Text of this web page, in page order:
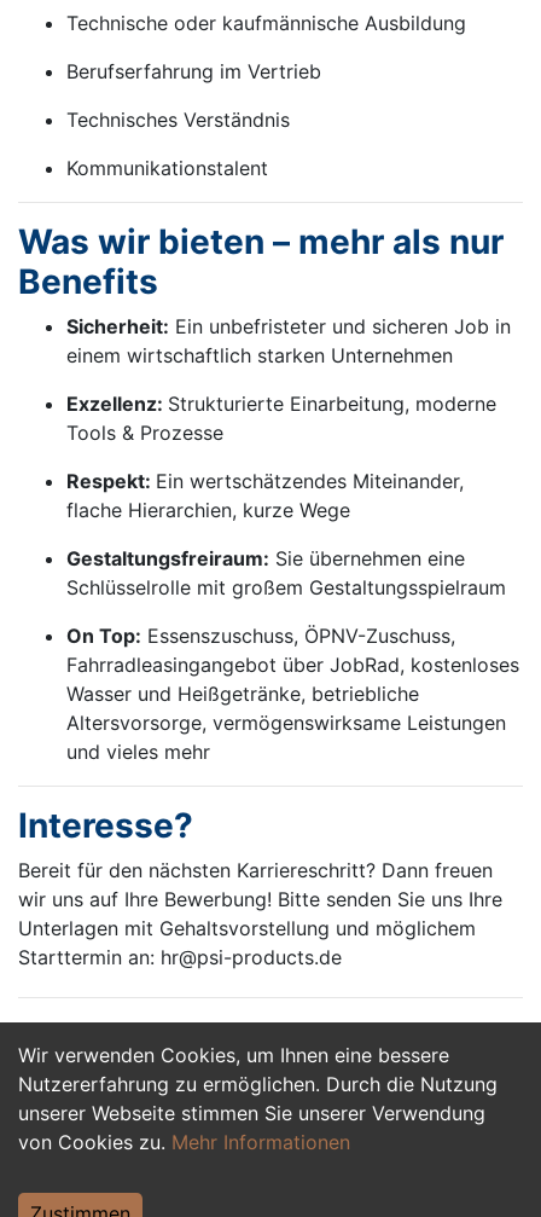
Wir verwenden Cookies, um Ihnen eine bessere
Nutzererfahrung zu ermöglichen. Durch die Nutzung
unserer Webseite stimmen Sie unserer Verwendung
von Cookies zu. Mehr Informationen
Technische oder kaufmännische Ausbildung
Berufserfahrung im Vertrieb
Technisches Verständnis
Kommunikationstalent
Was wir bieten – mehr als nur
Benefits
Sicherheit: Ein unbefristeter und sicheren Job in
einem wirtschaftlich starken Unternehmen
Exzellenz: Strukturierte Einarbeitung, moderne
Tools & Prozesse
Respekt: Ein wertschätzendes Miteinander,
flache Hierarchien, kurze Wege
Gestaltungsfreiraum: Sie übernehmen eine
Schlüsselrolle mit großem Gestaltungsspielraum
On Top: Essenszuschuss, ÖPNV-Zuschuss,
Fahrradleasingangebot über JobRad, kostenloses
Wasser und Heißgetränke, betriebliche
Altersvorsorge, vermögenswirksame Leistungen
und vieles mehr
Interesse?
Bereit für den nächsten Karriereschritt? Dann freuen
wir uns auf Ihre Bewerbung! Bitte senden Sie uns Ihre
Unterlagen mit Gehaltsvorstellung und möglichem
Starttermin an: hr@psi-products.de
Jetzt Bewerben